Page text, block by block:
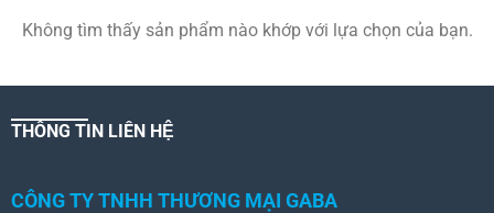
Không tìm thấy sản phẩm nào khớp với lựa chọn của bạn.
THÔNG TIN LIÊN HỆ
CÔNG TY TNHH THƯƠNG MẠI GABA